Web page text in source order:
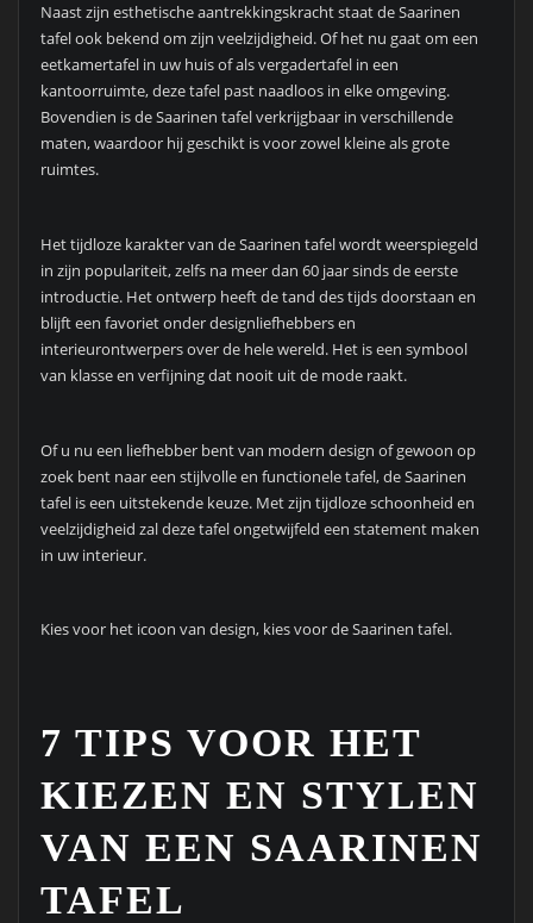
Naast zijn esthetische aantrekkingskracht staat de Saarinen
tafel ook bekend om zijn veelzijdigheid. Of het nu gaat om een
eetkamertafel in uw huis of als vergadertafel in een
kantoorruimte, deze tafel past naadloos in elke omgeving.
Bovendien is de Saarinen tafel verkrijgbaar in verschillende
maten, waardoor hij geschikt is voor zowel kleine als grote
ruimtes.
Het tijdloze karakter van de Saarinen tafel wordt weerspiegeld
in zijn populariteit, zelfs na meer dan 60 jaar sinds de eerste
introductie. Het ontwerp heeft de tand des tijds doorstaan en
blijft een favoriet onder designliefhebbers en
interieurontwerpers over de hele wereld. Het is een symbool
van klasse en verfijning dat nooit uit de mode raakt.
Of u nu een liefhebber bent van modern design of gewoon op
zoek bent naar een stijlvolle en functionele tafel, de Saarinen
tafel is een uitstekende keuze. Met zijn tijdloze schoonheid en
veelzijdigheid zal deze tafel ongetwijfeld een statement maken
in uw interieur.
Kies voor het icoon van design, kies voor de Saarinen tafel.
7 TIPS VOOR HET
KIEZEN EN STYLEN
VAN EEN SAARINEN
TAFEL